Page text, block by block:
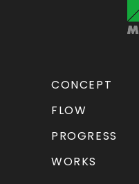
CONCEPT
FLOW
PROGRESS
WORKS